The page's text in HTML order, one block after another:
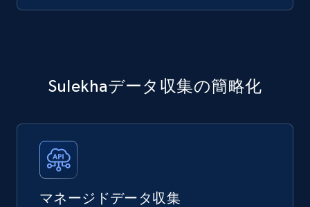
Sulekhaデータ収集の簡略化
マネージドデータ収集